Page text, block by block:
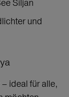
Siljan
und
ideal für alle,